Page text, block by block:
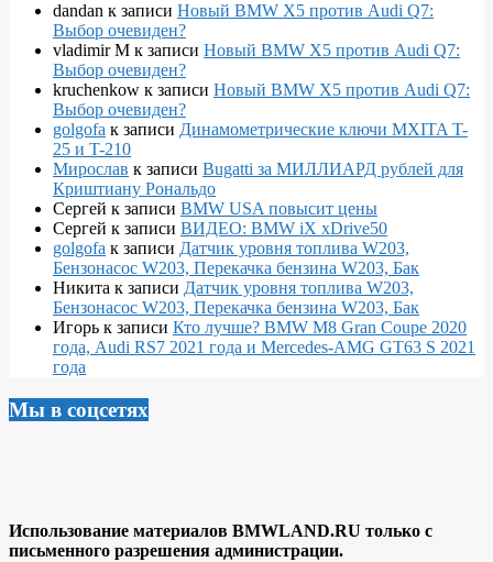
dandan к записи Новый BMW X5 против Audi Q7:
Выбор очевиден?
vladimir M к записи Новый BMW X5 против Audi Q7:
Выбор очевиден?
kruchenkow к записи Новый BMW X5 против Audi Q7:
Выбор очевиден?
golgofa к записи Динамометрические ключи MXITA T-
25 и T-210
Мирослав к записи Bugatti за МИЛЛИАРД рублей для
Криштиану Рональдо
Сергей к записи BMW USA повысит цены
Сергей к записи ВИДЕО: BMW iX xDrive50
golgofa к записи Датчик уровня топлива W203,
Бензонасос W203, Перекачка бензина W203, Бак
Никита к записи Датчик уровня топлива W203,
Бензонасос W203, Перекачка бензина W203, Бак
Игорь к записи Кто лучше? BMW M8 Gran Coupe 2020
года, Audi RS7 2021 года и Mercedes-AMG GT63 S 2021
года
Мы в соцсетях
Использование материалов BMWLAND.RU только с
письменного разрешения администрации.